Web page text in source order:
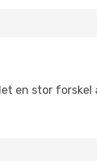
en stor